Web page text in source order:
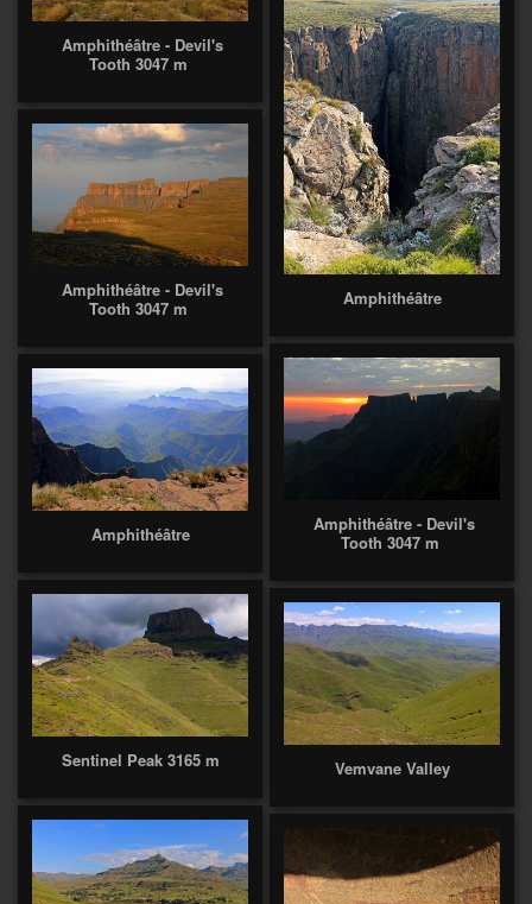
Amphithéâtre - Devil's
Tooth 3047 m
Amphithéâtre
Amphithéâtre - Devil's
Tooth 3047 m
Amphithéâtre - Devil's
Tooth 3047 m
Amphithéâtre
Sentinel Peak 3165 m Vemvane Valley